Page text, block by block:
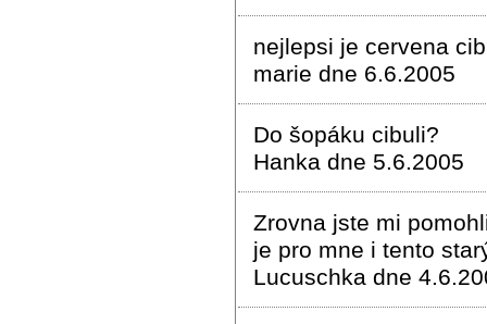
nejlepsi je cervena
marie dne 6.6.2005
Do šopáku cibuli?
Hanka dne 5.6.2005
Zrovna jste mi
je pro mne i tento
Lucuschka dne